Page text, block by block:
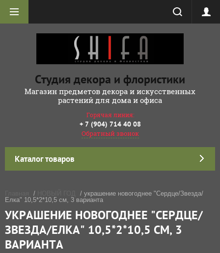
Студия декора и флористики
Магазин предметов декора и искусственных
растений для дома и офиса
Горячая линия:
+ 7 (904) 714 40 08
Обратный звонок
Каталог товаров
/
/ украшение новогоднее "Сердце/Звезда/
Елка" 10,5*2*10,5 см, 3 варианта
УКРАШЕНИЕ НОВОГОДНЕЕ "СЕРДЦЕ/
ЗВЕЗДА/ЕЛКА" 10,5*2*10,5 СМ, 3
ВАРИАНТА